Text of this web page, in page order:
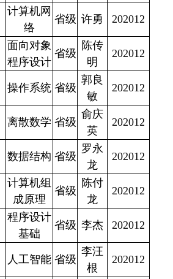
计算机网
络
省级 许勇 202012
面向对象
程序设计
省级
陈传
明
202012
操作系统 省级
郭良
敏
202012
离散数学 省级
俞庆
英
202012
数据结构 省级
罗永
龙
202012
计算机组
成原理
省级
陈付
龙
202012
程序设计
基础
省级 李杰 202012
人工智能 省级
李汪
根
202012